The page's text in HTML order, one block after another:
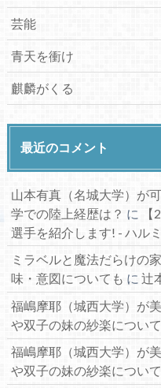
芸能
青天を衝け
麒麟がくる
最近のコメント
山本有真（名城大学）が
学での陸上経歴は？ に
選手を紹介します! - ハル
ミラベルと魔法だらけの
味・意図についても に 辻
福嶋摩耶（城西大学）が
や双子の妹の紗楽につい
福嶋摩耶（城西大学）が
や双子の妹の紗楽につい